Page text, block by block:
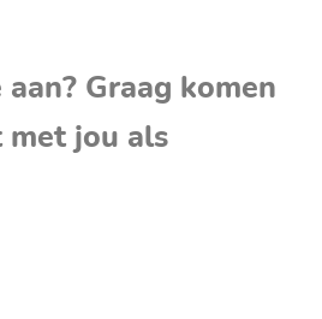
Graag komen
jou als